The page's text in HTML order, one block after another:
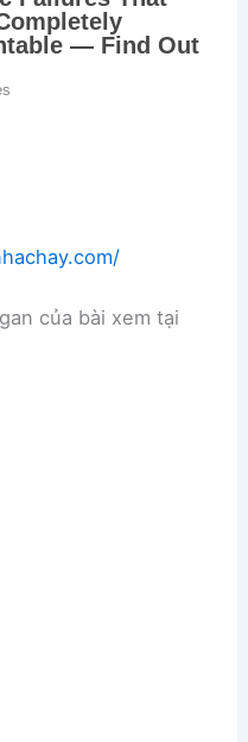
của bài xem tại